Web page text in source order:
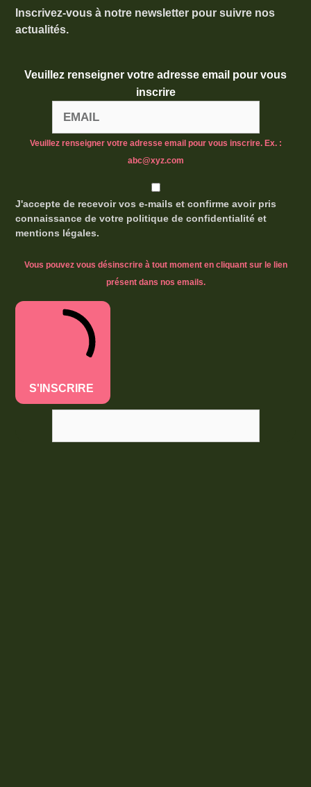
Inscrivez-vous à notre newsletter pour suivre nos
actualités.
Veuillez renseigner votre adresse email pour vous
inscrire
Veuillez renseigner votre adresse email pour vous inscrire. Ex. :
abc@xyz.com
J'accepte de recevoir vos e-mails et confirme avoir pris
connaissance de votre politique de confidentialité et
mentions légales.
Vous pouvez vous désinscrire à tout moment en cliquant sur le lien
présent dans nos emails.
S'INSCRIRE